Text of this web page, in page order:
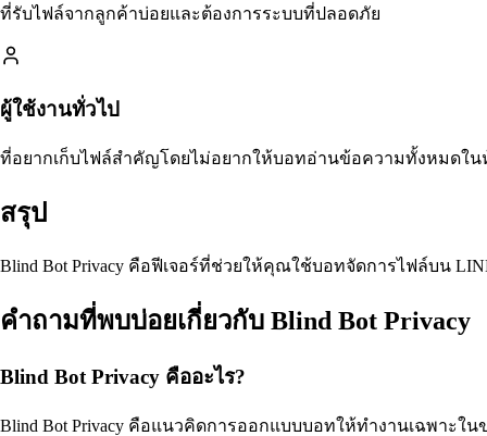
ที่รับไฟล์จากลูกค้าบ่อยและต้องการระบบที่ปลอดภัย
ผู้ใช้งานทั่วไป
ที่อยากเก็บไฟล์สำคัญโดยไม่อยากให้บอทอ่านข้อความทั้งหมดใ
สรุป
Blind Bot Privacy คือฟีเจอร์ที่ช่วยให้คุณใช้บอทจัดการไฟล์บน
คำถามที่พบบ่อยเกี่ยวกับ Blind Bot Privacy
Blind Bot Privacy คืออะไร?
Blind Bot Privacy คือแนวคิดการออกแบบบอทให้ทำงานเฉพาะ